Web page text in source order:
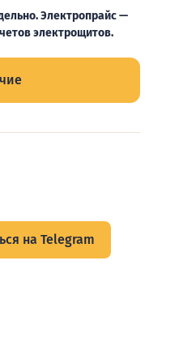
Электропрайс —
электрощитов.
на Telegram